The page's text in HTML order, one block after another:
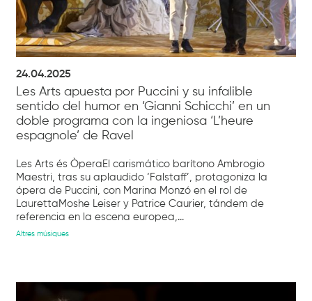
24.04.2025
Les Arts apuesta por Puccini y su infalible
sentido del humor en ‘Gianni Schicchi’ en un
doble programa con la ingeniosa ‘L’heure
espagnole’ de Ravel
Les Arts és ÒperaEl carismático barítono Ambrogio
Maestri, tras su aplaudido ‘Falstaff’, protagoniza la
ópera de Puccini, con Marina Monzó en el rol de
LaurettaMoshe Leiser y Patrice Caurier, tándem de
referencia en la escena europea,...
Altres músiques